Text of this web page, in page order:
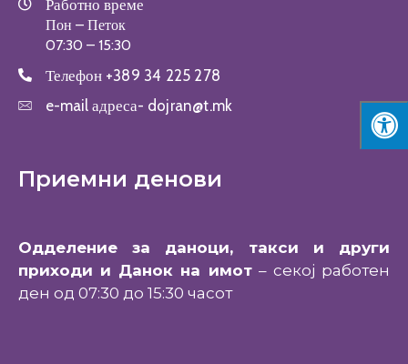
Работно време
Пон – Петок
07:30 – 15:30
Телефон +389 34 225 278
e-mail адреса- dojran@t.mk
Приемни денови
Одделение за даноци, такси и други
приходи и Данок на имот– секој работен
ден од 07:30 до 15:30 часот